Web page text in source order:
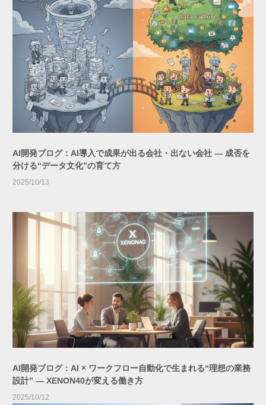
AI開発ブログ：AI導入で成果が出る会社・出ない会社 ― 成否を
分ける“データ文化”の育て方
2025/10/13
AI開発ブログ：AI × ワークフロー自動化で生まれる“理想の業務
設計” ― XENON40が変える働き方
2025/10/12